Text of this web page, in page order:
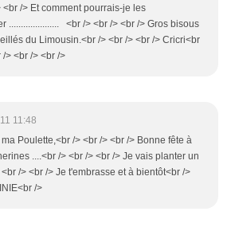
<br /> Et comment pourrais-je les
..................... <br /> <br /> <br /> Gros bisous
du Limousin.<br /> <br /> <br /> Cricri<br
/> <br /> <br />
11:48
Poulette,<br /> <br /> <br /> Bonne fête à
....<br /> <br /> <br /> Je vais planter un
/> <br /> Je t'embrasse et à bientôt<br />
/>